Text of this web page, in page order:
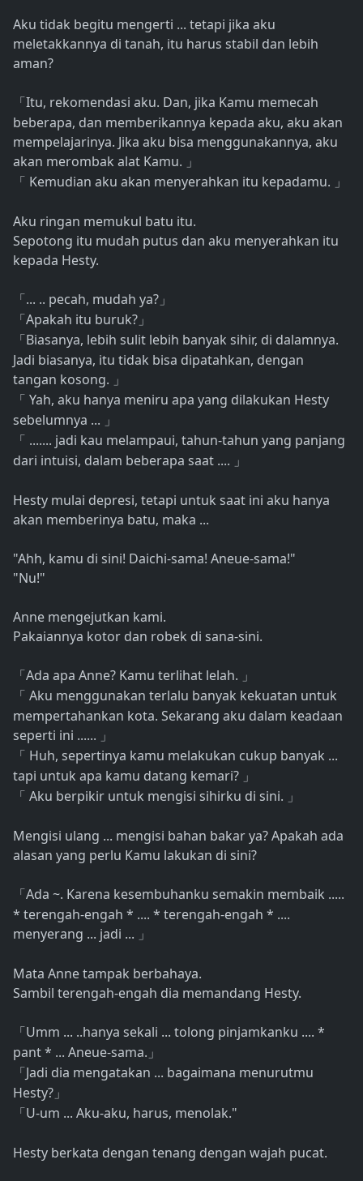
Aku tidak begitu mengerti ... tetapi jika aku
meletakkannya di tanah, itu harus stabil dan lebih
aman?
「 Itu, rekomendasi aku. Dan, jika Kamu memecah
beberapa, dan memberikannya kepada aku, aku akan
mempelajarinya. Jika aku bisa menggunakannya, aku
akan merombak alat Kamu.
」
「
Kemudian aku akan menyerahkan itu kepadamu. 」
Aku ringan memukul batu itu.
Sepotong itu mudah putus dan aku menyerahkan itu
kepada Hesty.
「 ... .. pecah, mudah ya? 」
「 Apakah itu buruk? 」
「 Biasanya, lebih sulit lebih banyak sihir, di dalamnya.
Jadi biasanya, itu tidak bisa dipatahkan, dengan
tangan kosong.
」
「 Yah, aku hanya meniru apa yang dilakukan Hesty
sebelumnya ...
」
「
....... jadi kau melampaui, tahun-tahun yang panjang
dari intuisi, dalam beberapa saat ....
」
Hesty mulai depresi, tetapi untuk saat ini aku hanya
akan memberinya batu, maka ...
"Ahh, kamu di sini! Daichi-sama! Aneue-sama!"
"Nu!"
Anne mengejutkan kami.
Pakaiannya kotor dan robek di sana-sini.
「 Ada apa Anne? Kamu terlihat lelah.
」
「 Aku menggunakan terlalu banyak kekuatan untuk
mempertahankan kota. Sekarang aku dalam keadaan
seperti ini ......
」
「
Huh, sepertinya kamu melakukan cukup banyak ...
tapi untuk apa kamu datang kemari? 」
「 Aku berpikir untuk mengisi sihirku di sini. 」
Mengisi ulang ... mengisi bahan bakar ya? Apakah ada
alasan yang perlu Kamu lakukan di sini?
「 Ada ~. Karena kesembuhanku semakin membaik .....
* terengah-engah * .... * terengah-engah * ....
menyerang ... jadi ...
」
Mata Anne tampak berbahaya.
Sambil terengah-engah dia memandang Hesty.
「 Umm ... ..hanya sekali ... tolong pinjamkanku .... *
pant * ... Aneue-sama. 」
「 Jadi dia mengatakan ... bagaimana menurutmu
Hesty? 」
「 U-um ... Aku-aku, harus, menolak."
Hesty berkata dengan tenang dengan wajah pucat.